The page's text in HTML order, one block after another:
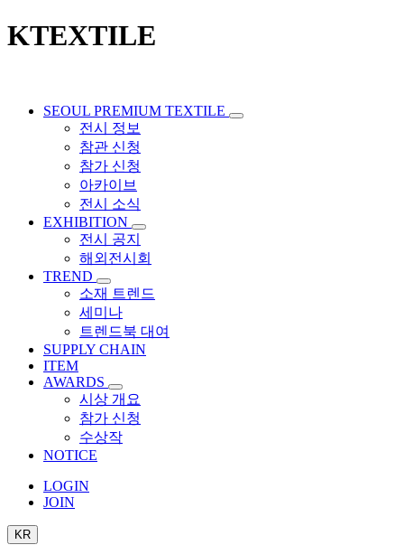
KTEXTILE
SEOUL PREMIUM TEXTILE
전시 정보
참관 신청
참가 신청
아카이브
전시 소식
EXHIBITION
전시 공지
해외전시회
TREND
소재 트렌드
세미나
트렌드북 대여
SUPPLY CHAIN
ITEM
AWARDS
시상 개요
참가 신청
수상작
NOTICE
LOGIN
JOIN
KR